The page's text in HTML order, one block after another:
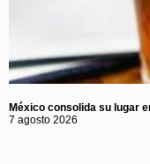
México consolida su lugar
7 agosto 2026